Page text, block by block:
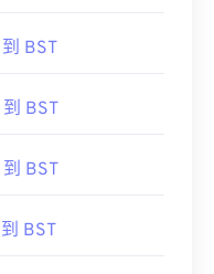
到 BST
到 BST
到 BST
BST